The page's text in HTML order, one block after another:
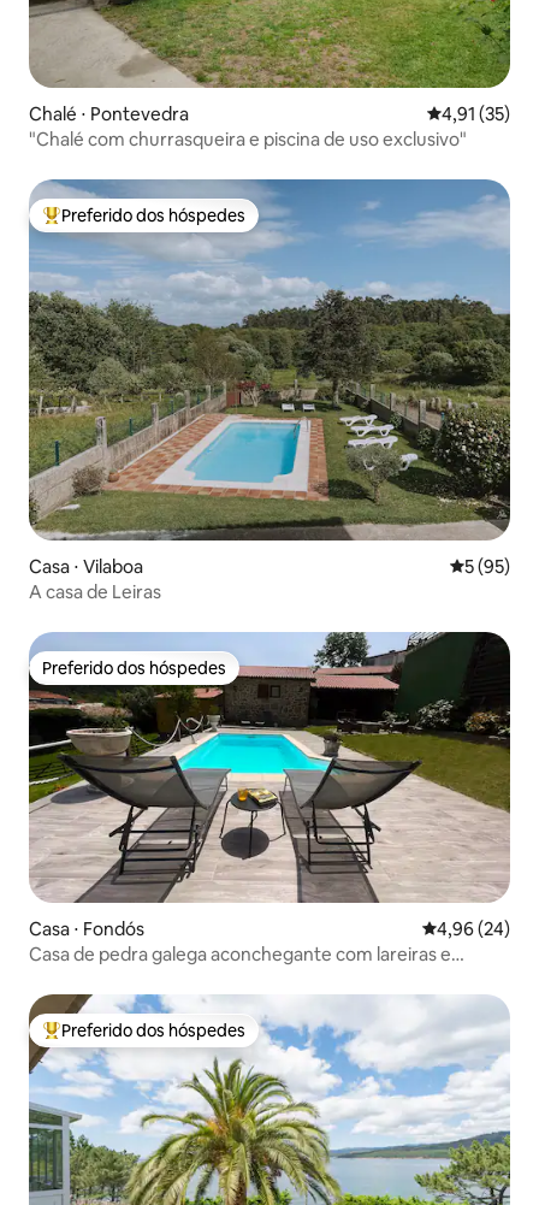
Chalé ⋅ Pontevedra 4,91 de uma
4,91 (35)
"Chalé com churrasqueira e piscina de uso exclusivo"
Entre os melhores preferidos dos hóspedes
Preferido dos hóspedes
Casa ⋅ Vilaboa 5 de uma
5 (95)
A casa de Leiras
Preferido dos hóspedes
Preferido dos hóspedes
Casa ⋅ Fondós 4,96 de uma
4,96 (24)
Casa de pedra galega aconchegante com lareiras e
Entre os melhores preferidos dos hóspedes
Preferido dos hóspedes